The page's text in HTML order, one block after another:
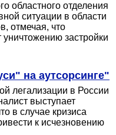
областного отделения
ситуации в области
отмечая, что
уничтожению застройки
на аутсорсинге"
легализации в России
выступает
в случае кризиса
к исчезновению